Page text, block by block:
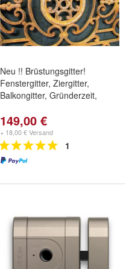
Neu !! Brüstungsgitter!
Fenstergitter, Ziergitter,
Balkongitter, Gründerzeit,
149,00 €
+ 18,00 € Versand
1